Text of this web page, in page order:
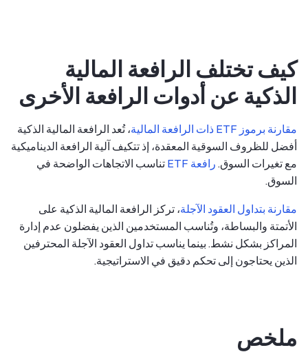
كيف تختلف الرافعة المالية
الذكية عن أدوات الرافعة الأخرى
مقارنة برموز ETF ذات الرافعة المالية
، تُعد الرافعة المالية الذكية
أفضل للظروف السوقية المعقدة، إذ تتكيف آلية الرافعة الديناميكية
مع تغيرات السوق. رافعة ETF
تناسب الاتجاهات الواضحة في
السوق.
مقارنة بتداول العقود الآجلة، تركز الرافعة المالية الذكية على
الأتمتة والبساطة، وتُناسب المستخدمين الذين يفضلون عدم إدارة
المراكز بشكل نشط. بينما يناسب تداول العقود الآجلة المحترفين
الذين يحتاجون إلى تحكم دقيق في الاستراتيجية.
ملخص